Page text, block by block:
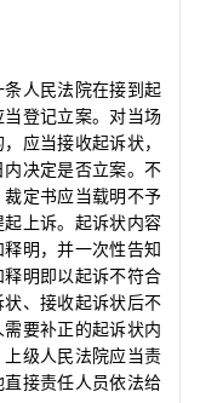
人民法院在接到起
登记立案。对当场
应当接收起诉状，
决定是否立案。不
定书应当载明不予
上诉。起诉状内容
明，并一次性告知
明即以起诉不符合
、接收起诉状后不
要补正的起诉状内
级人民法院应当责
接责任人员依法给